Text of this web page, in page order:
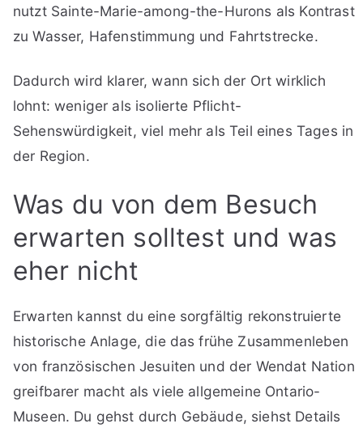
nutzt Sainte-Marie-among-the-Hurons als Kontrast
zu Wasser, Hafenstimmung und Fahrtstrecke.
Dadurch wird klarer, wann sich der Ort wirklich
lohnt: weniger als isolierte Pflicht-
Sehenswürdigkeit, viel mehr als Teil eines Tages in
der Region.
Was du von dem Besuch
erwarten solltest und was
eher nicht
Erwarten kannst du eine sorgfältig rekonstruierte
historische Anlage, die das frühe Zusammenleben
von französischen Jesuiten und der Wendat Nation
greifbarer macht als viele allgemeine Ontario-
Museen. Du gehst durch Gebäude, siehst Details